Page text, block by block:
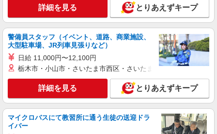
時給1500円〜2250円 ＜日払い有/週払い有/交
通費全支給(ガソリン代含む)＞
市原市｜最寄り駅≪姉ケ崎≫
キープ 詳細を見る
派遣社員
株式会社kotrio /●CB-H-2031595
≪八幡宿駅≫夜勤なし！未経験・ブランクOK
のデイスタッフ
時給1600円〜2250円 ＜日払い有/週払い有/交
通費全支給(ガソリン代含む)＞
詳細を見る とりあえずキープ
警備員スタッフ（イベント、道路、商業施設、
大型駐車場、JR列車見張りなど）
日給 11,000円〜12,100円
栃木市・小山市・さいたま市西区・さいたま市岩槻区・久喜市・
詳細を見る とりあえずキープ
マイクロバスにて教習所に通う生徒の送迎ドラ
イバー